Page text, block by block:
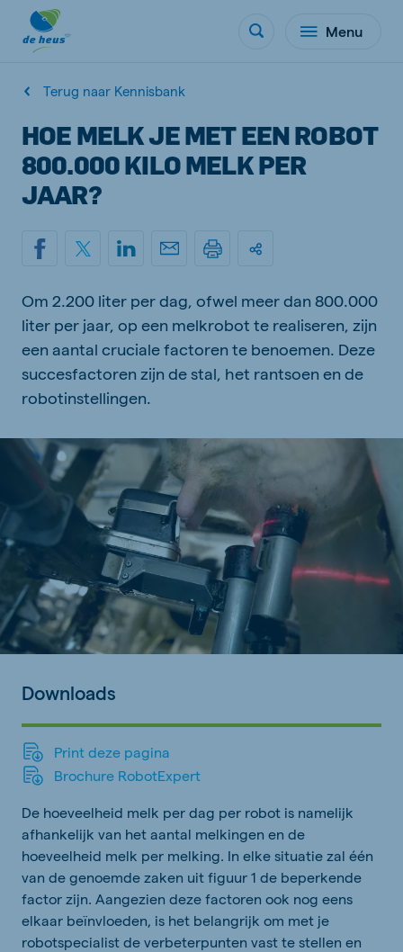
Menu
Terug naar Kennisbank
HOE MELK JE MET EEN ROBOT
800.000 KILO MELK PER
JAAR?
Om 2.200 liter per dag, ofwel meer dan 800.000
liter per jaar, op een melkrobot te realiseren, zijn
een aantal cruciale factoren te benoemen. Deze
succesfactoren zijn de stal, het rantsoen en de
robotinstellingen.
Downloads
Print deze pagina
Brochure RobotExpert
De hoeveelheid melk per dag per robot is namelijk
afhankelijk van het aantal melkingen en de
hoeveelheid melk per melking. In elke situatie zal één
van de genoemde zaken uit figuur 1 de beperkende
factor zijn. Aangezien deze factoren ook nog eens
elkaar beïnvloeden, is het belangrijk om met je
robotspecialist de verbeterpunten vast te stellen en